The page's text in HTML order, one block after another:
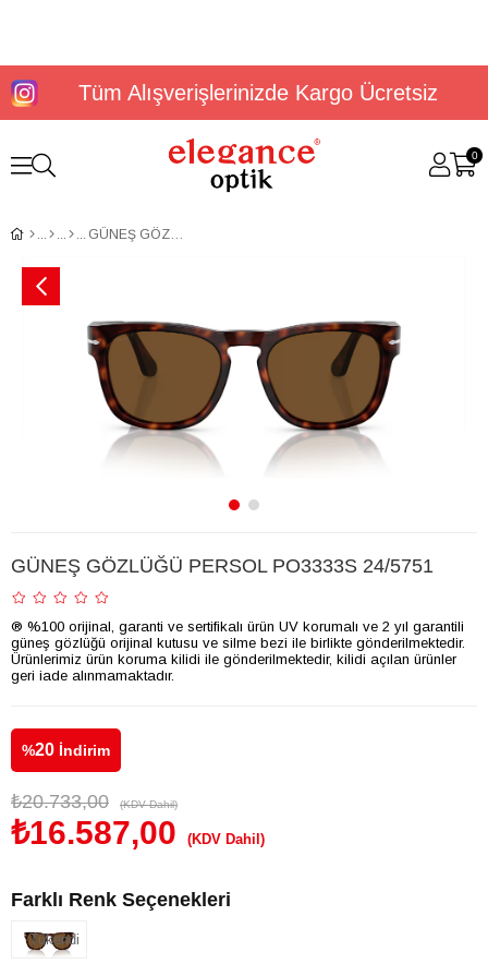
Tüm Alışverişlerinizde Kargo Ücretsiz
0
GÜNEŞ GÖZLÜĞÜ PERSOL PO3333S 24/5751
GÜNEŞ GÖZLÜĞÜ PERSOL PO3333S 24/5751
® %100 orijinal, garanti ve sertifikalı ürün UV korumalı ve 2 yıl garantili
güneş gözlüğü orijinal kutusu ve silme bezi ile birlikte gönderilmektedir.
Ürünlerimiz ürün koruma kilidi ile gönderilmektedir, kilidi açılan ürünler
geri iade alınmamaktadır.
%20 İndirim
₺20.733,00 (KDV Dahil)
₺16.587,00 (KDV Dahil)
Farklı Renk Seçenekleri
Tükendi